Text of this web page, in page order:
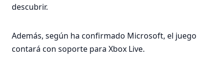
descubrir.
Además, según ha confirmado Microsoft, el juego
contará con soporte para Xbox Live.